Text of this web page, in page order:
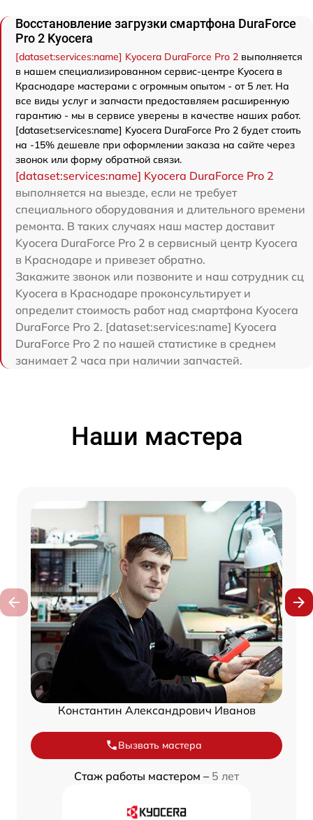
Восстановление загрузки смартфона DuraForce
Pro 2 Kyocera
[dataset:services:name] Kyocera DuraForce Pro 2 выполняется
в нашем специализированном сервис-центре Kyocera в
Краснодаре мастерами с огромным опытом - от 5 лет. На
все виды услуг и запчасти предоставляем расширенную
гарантию - мы в сервисе уверены в качестве наших работ.
[dataset:services:name] Kyocera DuraForce Pro 2 будет стоить
на -15% дешевле при оформлении заказа на сайте через
звонок или форму обратной связи.
[dataset:services:name] Kyocera DuraForce Pro 2
выполняется на выезде, если не требует
специального оборудования и длительного времени
ремонта. В таких случаях наш мастер доставит
Kyocera DuraForce Pro 2 в сервисный центр Kyocera
в Краснодаре и привезет обратно.
Закажите звонок или позвоните и наш сотрудник сц
Kyocera в Краснодаре проконсультирует и
определит стоимость работ над смартфона Kyocera
DuraForce Pro 2. [dataset:services:name] Kyocera
DuraForce Pro 2 по нашей статистике в среднем
занимает 2 часа при наличии запчастей.
Наши мастера
Константин Александрович Иванов
Вызвать мастера
Стаж работы мастером – 5 лет